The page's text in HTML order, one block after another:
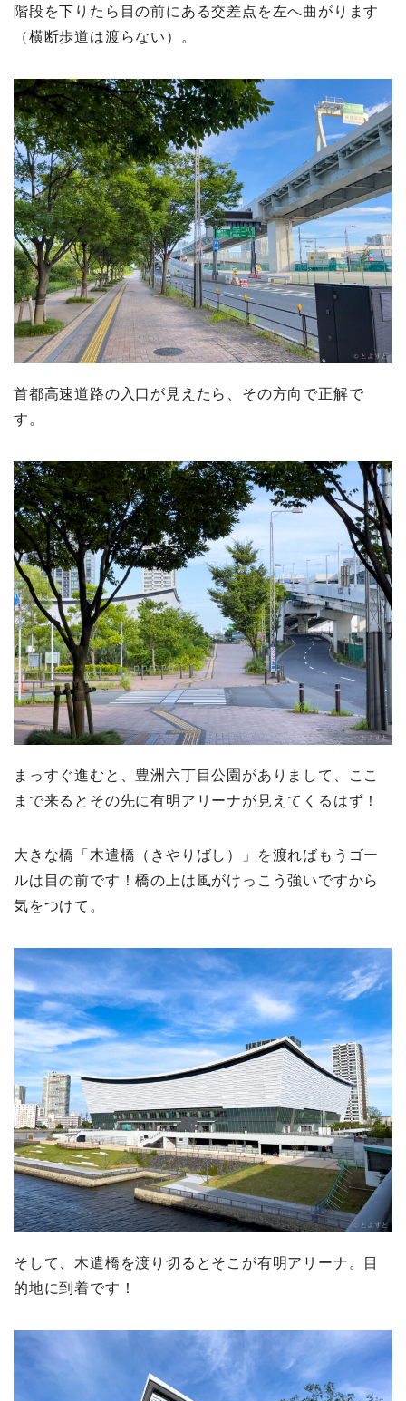
階段を下りたら目の前にある交差点を左へ曲がります
（横断歩道は渡らない）。
首都高速道路の入口が見えたら、その方向で正解で
す。
まっすぐ進むと、豊洲六丁目公園がありまして、ここ
まで来るとその先に有明アリーナが見えてくるはず！
大きな橋「木遣橋（きやりばし）」を渡ればもうゴー
ルは目の前です！橋の上は風がけっこう強いですから
気をつけて。
そして、木遣橋を渡り切るとそこが有明アリーナ。目
的地に到着です！